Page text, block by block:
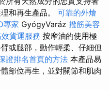
和再生產品。 可靠的外燴
專家 GyógyVaráz 撥筋美容
貨運服務 按摩油的使用極
或腿部，動作輕柔、仔細但
證排名首頁的方法 本產品易
部位再生，並對關節和肌肉